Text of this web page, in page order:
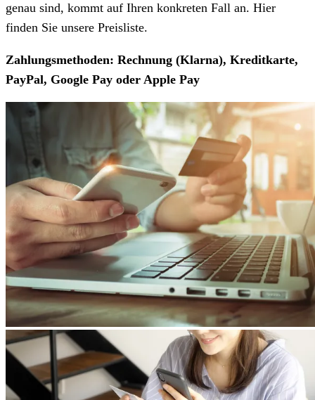
genau sind, kommt auf Ihren konkreten Fall an. Hier
finden Sie unsere Preisliste.
Zahlungsmethoden: Rechnung (Klarna), Kreditkarte,
PayPal, Google Pay oder Apple Pay